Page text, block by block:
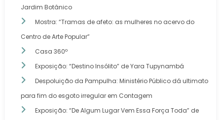
Jardim Botânico
Mostra: “Tramas de afeto: as mulheres no acervo do
Centro de Arte Popular”
Casa 360º
Exposição: “Destino Insólito” de Yara Tupynambá
Despoluição da Pampulha: Ministério Público dá ultimato
para fim do esgoto irregular em Contagem
Exposição: “De Algum Lugar Vem Essa Força Toda” de